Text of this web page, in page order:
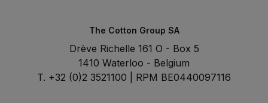
The Cotton Group SA
Drève Richelle 161 O - Box 5
1410 Waterloo - Belgium
T. +32 (0)2 3521100 | RPM BE0440097116